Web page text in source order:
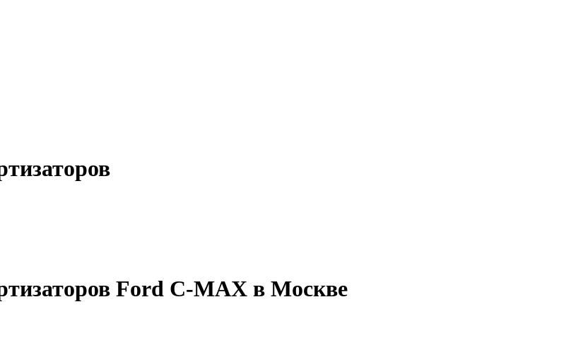
Ford C-MAX в Москве